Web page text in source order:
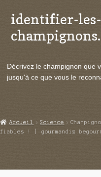
Aller
à
la
Aller
au
contenu
identifier-les-
Actualités
Echanges et contacts
Décrivez le champignon que
jusqu'à ce que vous le
Accueil Science
fiables ! |